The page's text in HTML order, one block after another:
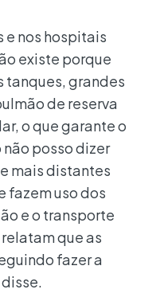
nos hospitais
existe porque
tanques, grandes
de reserva
o que garante o
posso dizer
mais distantes
fazem uso dos
e o transporte
que as
fazer a